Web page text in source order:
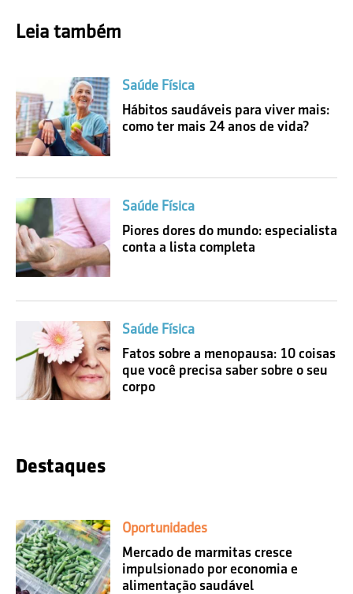
Leia também
Saúde Física
Hábitos saudáveis para viver mais:
como ter mais 24 anos de vida?
Saúde Física
Piores dores do mundo: especialista
conta a lista completa
Saúde Física
Fatos sobre a menopausa: 10 coisas
que você precisa saber sobre o seu
corpo
Destaques
Oportunidades
Mercado de marmitas cresce
impulsionado por economia e
alimentação saudável